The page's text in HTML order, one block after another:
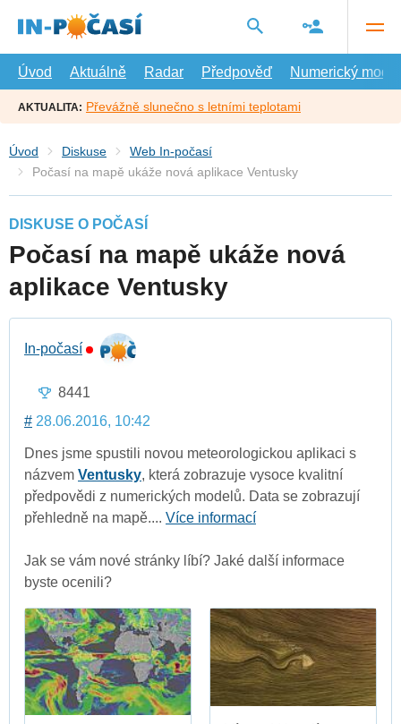
hlavní
Úvod
Aktuálně Radar Předpověď Numerický model
AKTUALITA: Převážně slunečno s letními teplotami
Úvod Diskuse
Web In-počasí
Počasí na mapě ukáže nová aplikace Ventusky
DISKUSE O POČASÍ
Počasí na mapě ukáže nová
aplikace Ventusky
In-počasí
8441
# 28.06.2016, 10:42
Dnes jsme spustili novou meteorologickou aplikaci s
názvem Ventusky, která zobrazuje vysoce kvalitní
předpovědi z numerických modelů. Data se zobrazují
přehledně na mapě.... Více informací
Jak se vám nové stránky líbí? Jaké další informace
byste ocenili?